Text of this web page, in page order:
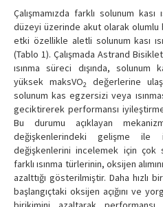
Çalışmamızda farklı solunum
düzeyi üzerinde akut olarak olumlu
etki özellikle aletli solunum kası
(Tablo 1). Çalışmada Astrand
ısınma süreci dışında, solunum
yüksek maksVO2
değerlerine
solunum kas egzersizi veya
geciktirerek performansı
Bu durumu açıklayan
değişkenlerindeki gelişme ile
değişkenlerini incelemek için çok
farklı ısınma türlerinin, oksijen
azalttığı gösterilmiştir. Daha hızlı
başlangıçtaki oksijen açığını ve